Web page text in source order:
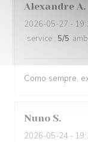
Alexandre A
2026-05-27 -
service : 5/5
Como sempre,
Nuno S
2026-05-24 -